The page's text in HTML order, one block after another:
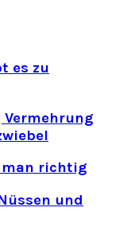
es zu
Vermehrung
man richtig
und